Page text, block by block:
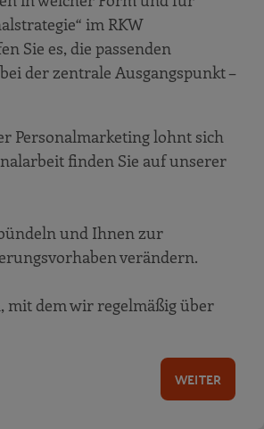
im RKW
Sie es, die passenden
der zentrale Ausgangspunkt –
Personalmarketing lohnt sich
finden Sie auf unserer
und Ihnen zur
verändern.
mit dem wir regelmäßig über
WEITER